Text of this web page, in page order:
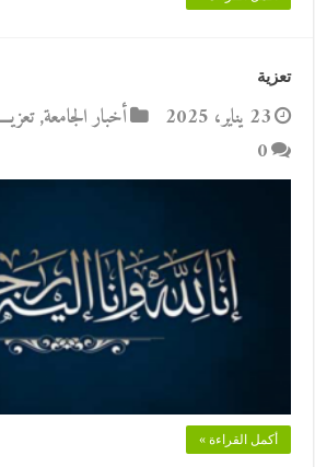
تعزية
23 يناير، 2025 أخبار الجامعة,
0
أكمل القراءة »